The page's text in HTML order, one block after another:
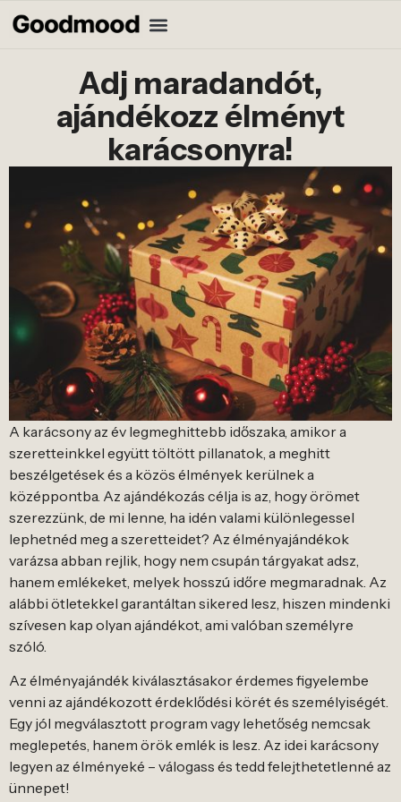
Adj maradandót,
ajándékozz élményt
karácsonyra!
A karácsony az év legmeghittebb időszaka, amikor a
szeretteinkkel együtt töltött pillanatok, a meghitt
beszélgetések és a közös élmények kerülnek a
középpontba. Az ajándékozás célja is az, hogy örömet
szerezzünk, de mi lenne, ha idén valami különlegessel
lephetnéd meg a szeretteidet? Az élményajándékok
varázsa abban rejlik, hogy nem csupán tárgyakat adsz,
hanem emlékeket, melyek hosszú időre megmaradnak. Az
alábbi ötletekkel garantáltan sikered lesz, hiszen mindenki
szívesen kap olyan ajándékot, ami valóban személyre
szóló.
Az élményajándék kiválasztásakor érdemes figyelembe
venni az ajándékozott érdeklődési körét és személyiségét.
Egy jól megválasztott program vagy lehetőség nemcsak
meglepetés, hanem örök emlék is lesz. Az idei karácsony
legyen az élményeké – válogass és tedd felejthetetlenné az
ünnepet!